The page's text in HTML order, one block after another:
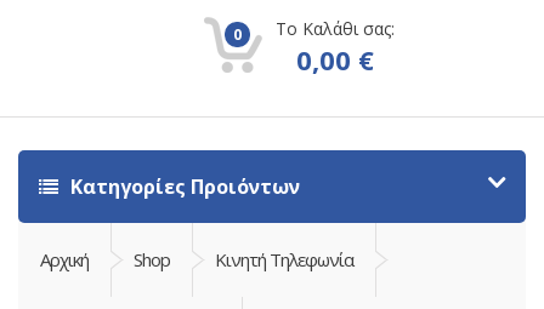
0 Το Καλάθι σας:
0,00 €
Κατηγορίες Προιόντων
Αρχική Shop Κινητή Τηλεφωνία